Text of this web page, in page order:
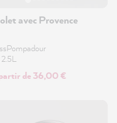
avec Provence
2.5L
de 36,00 €